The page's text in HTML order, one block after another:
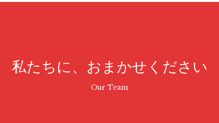
私たちに、おまかせください
Our Team